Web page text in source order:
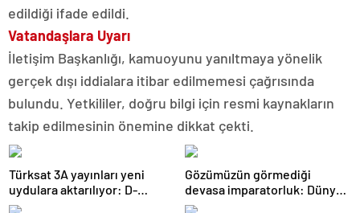
edildiği ifade edildi.
Vatandaşlara Uyarı
İletişim Başkanlığı, kamuoyunu yanıltmaya yönelik
gerçek dışı iddialara itibar edilmemesi çağrısında
bulundu. Yetkililer, doğru bilgi için resmi kaynakların
takip edilmesinin önemine dikkat çekti.
Türksat 3A yayınları yeni
uydulara aktarılıyor: D-
Smart’tan kritik uyarı
Gözümüzün görmediği
devasa imparatorluk: Dünya
gerçekten mantarların mı?